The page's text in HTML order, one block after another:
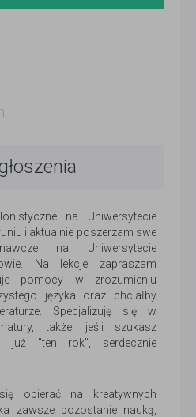
na Uniwersytecie
i aktualnie poszerzam swe
na Uniwersytecie
Na lekcje zapraszam
pomocy w zrozumieniu
języka oraz chciałby
Specjalizuję się w
także, jeśli szukasz
już "ten rok", serdecznie
opierać na kreatywnych
zawsze pozostanie nauką,